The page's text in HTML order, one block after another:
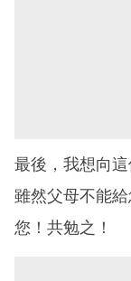
最後，我想向這
雖然父母不能
您！共勉之！